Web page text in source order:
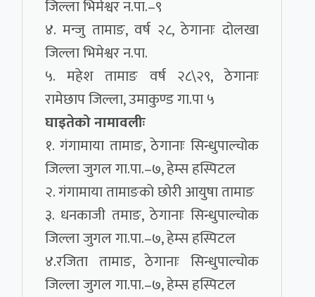
जिल्ला भिमेश्वर न.पा.–९
४. मन्जु तामाङ, वर्ष २८, ठेगानाः दोलखा
जिल्ला भिमेश्वर न.पा.
५. महेश तामाङ वर्ष २८\२९, ठेगानाः
रामेछाप जिल्ला, उमाकुण्ड गा.पा ५
घाइतेको नामावलीः
१. गंगामाया तामाङ, ठेगानाः सिन्धुपाल्चोक
जिल्ला जुगल गा.पा.–७, हेम्स हस्पिटल
२. गंगामाया तामाङको छोरी आयुषा तामाङ
३. धनकाजी तमाङ, ठेगानाः सिन्धुपाल्चोक
जिल्ला जुगल गा.पा.–७, हेम्स हस्पिटल
४.रजिता तामाङ, ठेगानाः सिन्धुपाल्चोक
जिल्ला जुगल गा.पा.–७, हेम्स हस्पिटल